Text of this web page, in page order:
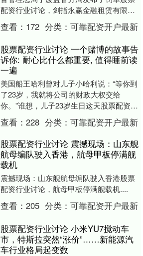
配资行业讨论，剑指永赢金融租赁有限公
司及其相关责任人。 罚单显示，永赢金融
租赁有....
查看： 172 分类：可靠配资开户最新
股票配资行业讨论 一个赌博的故事告
诉你: 耐心比什么都重要, 值得睡前读
一遍
美国船王哈利曾对儿子小哈利说：“等你到
了23岁，我就将公司的财政大权交给
你。”谁想，儿子23岁生日这天股票配资行
业讨论，老哈利却将儿子带进了赌场。老
哈利给了小哈....
查看：228 分类：可靠配资开户最新
股票配资行业讨论 震撼现场：山东舰
航母编队驶入香港，航母甲板停满舰
载机
震撼现场：山东舰航母编队驶入香港股票
配资行业讨论，航母甲板停满舰载机....
查看：205 分类：可靠配资开户最新
股票配资行业讨论 小米YU7搅动车
市，特斯拉突然“涨价”……新能源汽
车行业格局起变数